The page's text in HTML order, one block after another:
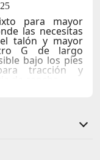
para mayor
las necesitas
talón y mayor
G de largo
bajo los pies
tracción y
de cancha.